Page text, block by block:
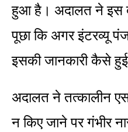
हुआ है। अदालत ने इस
पूछा कि अगर इंटरव्यू
इसकी जानकारी कैसे
अदालत ने तत्कालीन
न किए जाने पर गंभीर